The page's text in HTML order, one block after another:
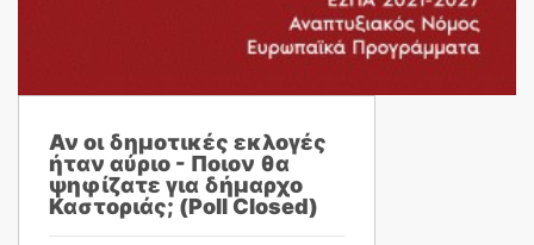
Αν οι δημοτικές εκλογές
ήταν αύριο - Ποιον θα
ψηφίζατε για δήμαρχο
Καστοριάς; (Poll Closed)